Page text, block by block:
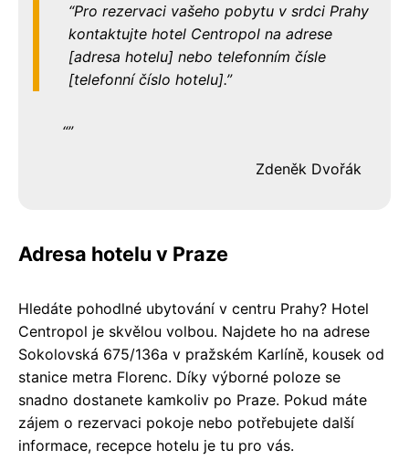
Pro rezervaci vašeho pobytu v srdci Prahy
kontaktujte hotel Centropol na adrese
[adresa hotelu] nebo telefonním čísle
[telefonní číslo hotelu].
Zdeněk Dvořák
Adresa hotelu v Praze
Hledáte pohodlné ubytování v centru Prahy? Hotel
Centropol je skvělou volbou. Najdete ho na adrese
Sokolovská 675/136a v pražském Karlíně, kousek od
stanice metra Florenc. Díky výborné poloze se
snadno dostanete kamkoliv po Praze. Pokud máte
zájem o rezervaci pokoje nebo potřebujete další
informace, recepce hotelu je tu pro vás.